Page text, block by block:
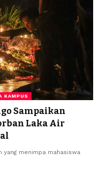
KAMPUS
Sampaikan
Laka Air
yang menimpa mahasiswa